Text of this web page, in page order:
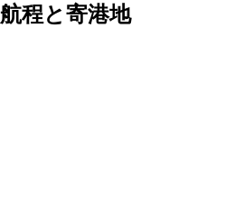
航程と寄港地